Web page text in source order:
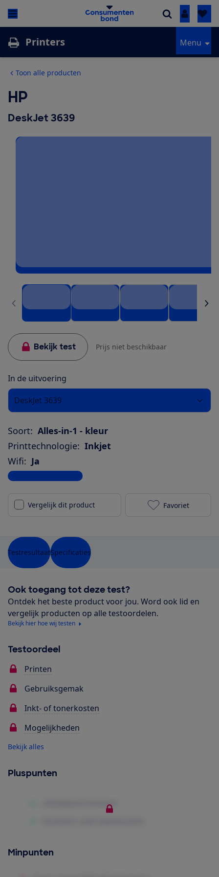
Inloggen
Printers Menu
Toon alle producten
HP
DeskJet 3639
Bekijk test Prijs niet beschikbaar
In de uitvoering
DeskJet 3639
Soort: Alles-in-1 - kleur
Printtechnologie: Inkjet
Wifi: Ja
Bekijk alle specificaties
Vergelijk dit product HP DeskJet
Favoriet
TestresultaatSpecificaties
Ook toegang tot deze test?
Ontdek het beste product voor jou. Word ook lid en
vergelijk producten op alle testoordelen.
Bekijk hier hoe wij testen
Testoordeel
Printen
Gebruiksgemak
Inkt- of tonerkosten
Mogelijkheden
Bekijk alles
Pluspunten
Minpunten